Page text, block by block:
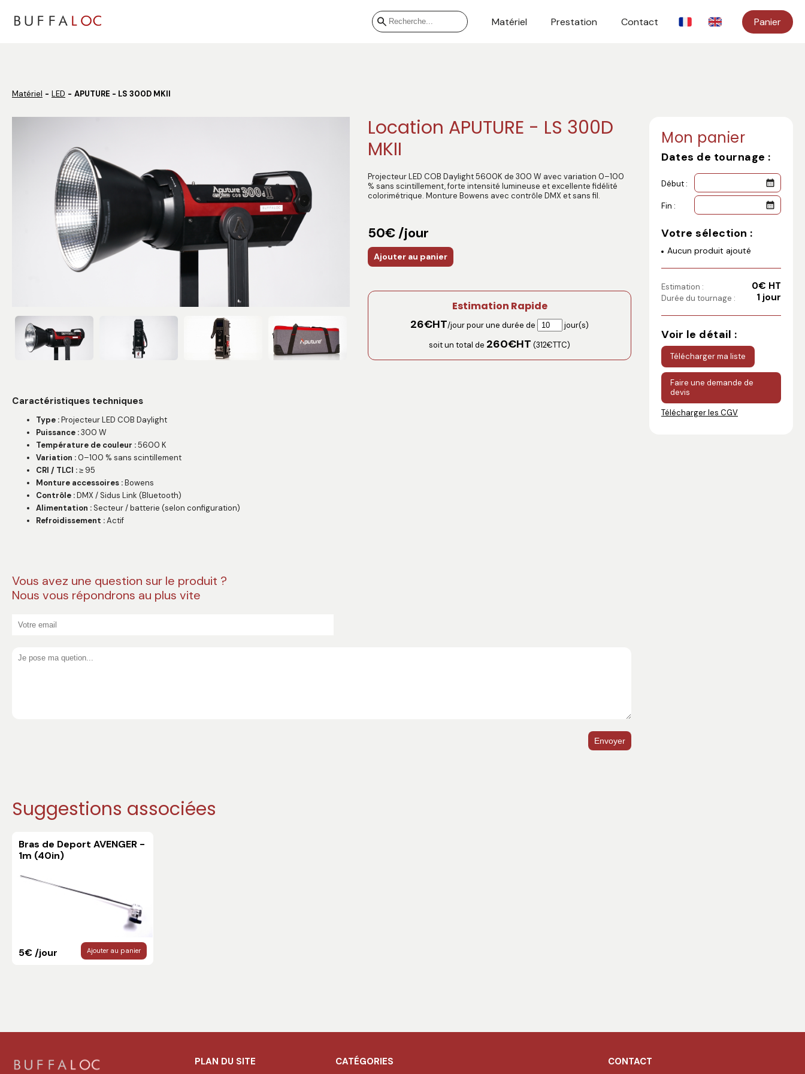
Matériel Prestation Contact Panier
Matériel LED APUTURE - LS 300D MKII
Location APUTURE - LS 300D
MKII
Projecteur LED COB Daylight 5600K de 300 W avec variation 0–100
% sans scintillement, forte intensité lumineuse et excellente fidélité
colorimétrique. Monture Bowens avec contrôle DMX et sans fil.
50€ /jour
Ajouter au panier
Estimation Rapide
26€HT/jour pour une durée de
jour(s)
soit un total de 260€HT (312€TTC)
Caractéristiques techniques
Type :Projecteur LED COB Daylight
Puissance :300 W
Température de couleur :5600 K
Variation :0–100 % sans scintillement
CRI / TLCI :≥ 95
Monture accessoires :Bowens
Contrôle :DMX / Sidus Link (Bluetooth)
Alimentation :Secteur / batterie (selon configuration)
Refroidissement :Actif
Vous avez une question sur le produit ?
Nous vous répondrons au plus vite
Envoyer
Suggestions associées
Bras de Deport AVENGER -
1m (40in)
5€ /jour Ajouter au panier
Mon panier
Dates de tournage :
Début :
Fin :
Votre sélection :
Aucun produit ajouté
Estimation : 0€ HT
Durée du tournage : 1 jour
Voir le détail :
Télécharger ma liste
Faire une demande de
devis
Télécharger les CGV
PLAN DU SITE CATÉGORIES CONTACT